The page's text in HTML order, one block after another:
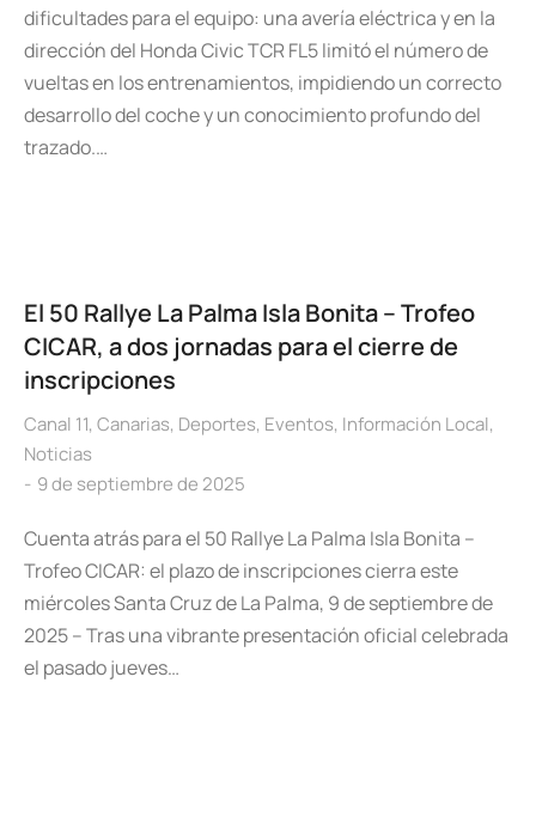
dificultades para el equipo: una avería eléctrica y en la
dirección del Honda Civic TCR FL5 limitó el número de
vueltas en los entrenamientos, impidiendo un correcto
desarrollo del coche y un conocimiento profundo del
trazado.…
El 50 Rallye La Palma Isla Bonita – Trofeo
CICAR, a dos jornadas para el cierre de
inscripciones
Canal 11, Canarias, Deportes, Eventos, Información Local,
Noticias
9 de septiembre de 2025
Cuenta atrás para el 50 Rallye La Palma Isla Bonita –
Trofeo CICAR: el plazo de inscripciones cierra este
miércoles Santa Cruz de La Palma, 9 de septiembre de
2025 – Tras una vibrante presentación oficial celebrada
el pasado jueves…